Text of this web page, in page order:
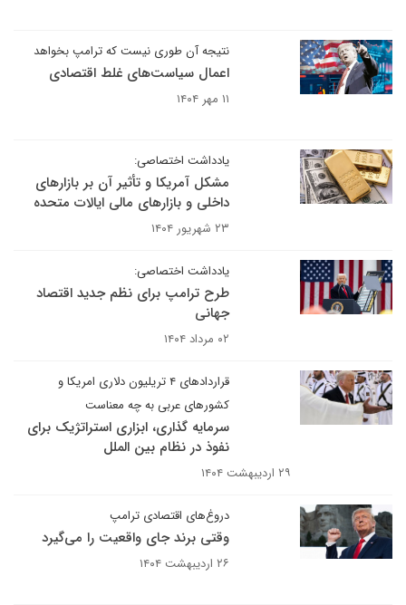
نتیجه آن طوری نیست که ترامپ بخواهد
اعمال سیاست‌های غلط اقتصادی
۱۱ مهر ۱۴۰۴
یادداشت اختصاصی:
مشکل آمریکا و تأثیر آن بر بازارهای
داخلی و بازارهای مالی ایالات متحده
۲۳ شهریور ۱۴۰۴
یادداشت اختصاصی:
طرح ترامپ برای نظم جدید اقتصاد
جهانی
۰۲ مرداد ۱۴۰۴
قراردادهای ۴ تریلیون دلاری امریکا و
کشورهای عربی به چه معناست
سرمایه گذاری، ابزاری استراتژیک برای
نفوذ در نظام بین الملل
۲۹ اردیبهشت ۱۴۰۴
دروغ‌های اقتصادی ترامپ
وقتی برند جای واقعیت را می‌گیرد
۲۶ اردیبهشت ۱۴۰۴